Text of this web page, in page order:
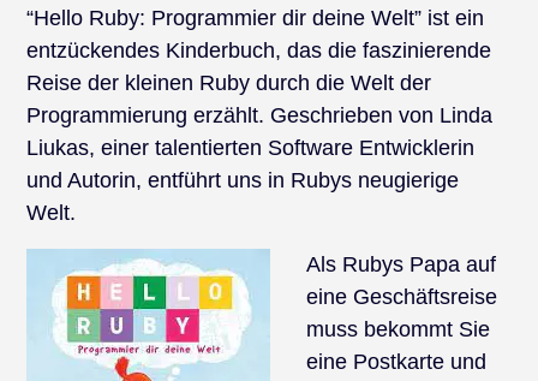
“Hello Ruby: Programmier dir deine Welt” ist ein
entzückendes Kinderbuch, das die faszinierende
Reise der kleinen Ruby durch die Welt der
Programmierung erzählt. Geschrieben von Linda
Liukas, einer talentierten Software Entwicklerin
und Autorin, entführt uns in Rubys neugierige
Welt.
Als Rubys Papa auf
eine Geschäftsreise
muss bekommt Sie
eine Postkarte und